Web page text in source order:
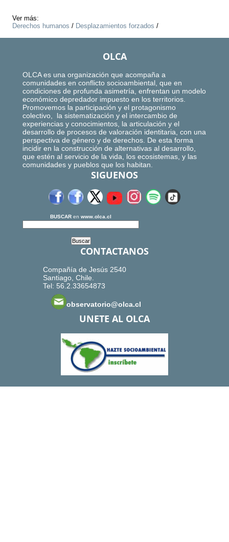
Ver más:
Derechos humanos / Desplazamientos forzados /
OLCA
OLCA es una organización que acompaña a
comunidades en conflicto socioambiental, que en
condiciones de profunda asimetría, enfrentan un modelo
económico depredador impuesto en los territorios.
Promovemos la participación y el protagonismo
colectivo, la sistematización y el intercambio de
experiencias y conocimientos, la articulación y el
desarrollo de procesos de valoración identitaria, con una
perspectiva de género y de derechos. De esta forma
incidir en la construcción de alternativas al desarrollo,
que estén al servicio de la vida, los ecosistemas, y las
comunidades y pueblos que los habitan.
SIGUENOS
BUSCAR en www.olca.cl
CONTACTANOS
Compañía de Jesús 2540
Santiago, Chile.
Tel: 56.2.33654873
observatorio@olca.cl
UNETE AL OLCA